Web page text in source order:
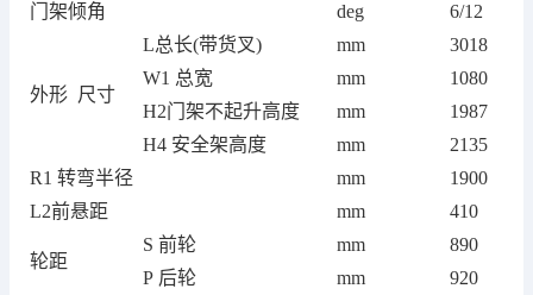
门架倾角
deg 6/12
外形 尺寸
L总长(带货叉) mm
3018
W1 总宽
mm
1080
H2门架不起升高度
mm
1987
H4 安全架高度
mm
2135
R1 转弯半径
mm
1900
L2前悬距
mm 410
轮距
S 前轮 mm
890
P 后轮
mm
920